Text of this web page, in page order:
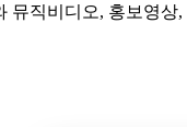
직비디오, 홍보영